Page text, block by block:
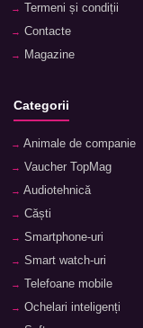
Termeni și condiții
Contacte
Magazine
Categorii
Animale de companie
Vaucher TopMag
Audiotehnică
Căști
Smartphone-uri
Smart watch-uri
Telefoane mobile
Ochelari inteligenți